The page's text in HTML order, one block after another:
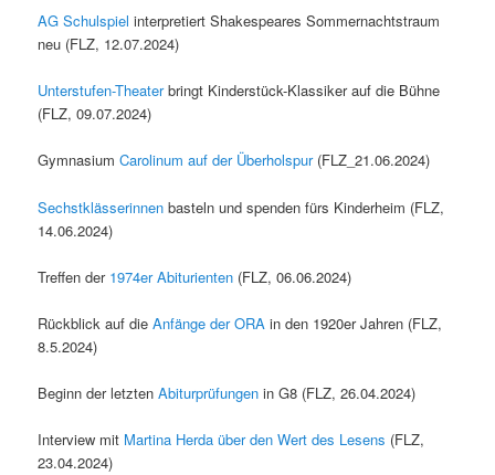
AG Schulspiel interpretiert Shakespeares Sommernachtstraum
neu (FLZ, 12.07.2024)
Unterstufen-Theaterbringt Kinderstück-Klassiker auf die Bühne
(FLZ, 09.07.2024)
GymnasiumCarolinum auf der Überholspur(FLZ_21.06.2024)
Sechstklässerinnen basteln und spenden fürs Kinderheim (FLZ,
14.06.2024)
Treffen der 1974er Abiturienten (FLZ, 06.06.2024)
Rückblick auf dieAnfänge der ORA in den 1920er Jahren (FLZ,
8.5.2024)
Beginn der letztenAbiturprüfungen in G8 (FLZ, 26.04.2024)
Interview mit Martina Herda über den Wert des Lesens (FLZ,
23.04.2024)